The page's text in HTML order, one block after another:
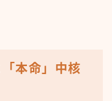
本命」中核